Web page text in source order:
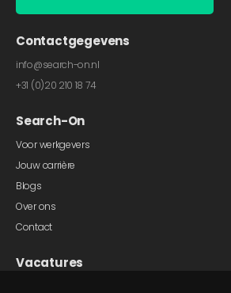
Contactgegevens
info@search-on.nl
+31 (0)20 210 18 74
Search-On
Voor werkgevers
Jouw carrière
Blogs
Over ons
Contact
Vacatures